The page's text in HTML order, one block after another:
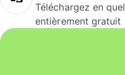
Téléchargez en
entièrement gratuit